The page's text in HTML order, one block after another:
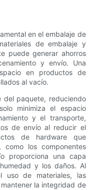
en el embalaje de
de embalaje y
puede generar ahorros
y envío. Una
en productos de
al vacío.
del paquete, reduciendo
minimiza el espacio
y el transporte,
de envío al reducir el
de hardware que
como los componentes
proporciona una capa
y los daños. Al
uso de materiales, las
la integridad de